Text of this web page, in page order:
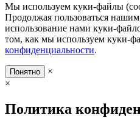
Мы используем куки-файлы
Продолжая пользоваться
использование нами куки-
том, как мы используем куки-
конфиденциальности.
Понятно
×
×
Политика